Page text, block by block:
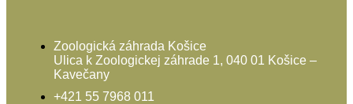
Zoologická záhrada Košice
Ulica k Zoologickej záhrade 1, 040 01 Košice –
Kavečany
+421 55 7968 011